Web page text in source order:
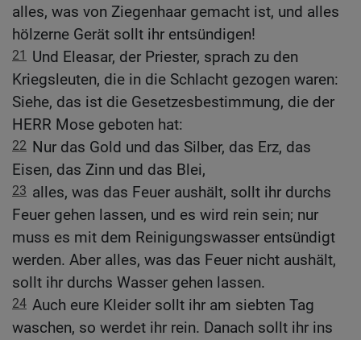
alles, was von Ziegenhaar gemacht ist, und alles
hölzerne Gerät sollt ihr entsündigen!
21
Und Eleasar, der Priester, sprach zu den
Kriegsleuten, die in die Schlacht gezogen waren:
Siehe, das ist die Gesetzesbestimmung, die der
HERR Mose geboten hat:
22 Nur das Gold und das Silber, das Erz, das
Eisen, das Zinn und das Blei,
23 alles, was das Feuer aushält, sollt ihr durchs
Feuer gehen lassen, und es wird rein sein; nur
muss es mit dem Reinigungswasser entsündigt
werden. Aber alles, was das Feuer nicht aushält,
sollt ihr durchs Wasser gehen lassen.
24 Auch eure Kleider sollt ihr am siebten Tag
waschen, so werdet ihr rein. Danach sollt ihr ins